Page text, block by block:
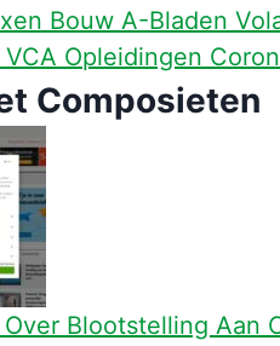
Bouw A-Bladen
VCA Opleidingen
Composieten
Blootstelling Aan